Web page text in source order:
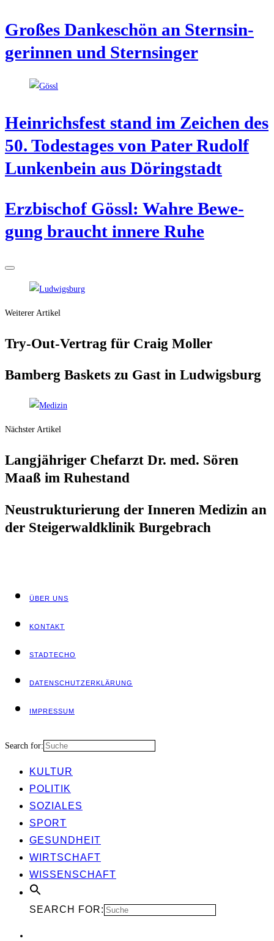
Gro­ßes Dan­ke­schön an Stern­sin­
ge­rin­nen und Sternsinger
Hein­richs­fest stand im Zei­chen des
50. Todes­ta­ges von Pater Rudolf
Lun­ken­bein aus Döringstadt
Erz­bi­schof Gössl: Wah­re Bewe­
gung braucht inne­re Ruhe
Weiterer Artikel
Try-Out-Ver­trag für Craig Moller
Bam­berg Bas­kets zu Gast in Ludwigsburg
Nächster Artikel
Lang­jäh­ri­ger Chef­arzt Dr. med. Sören
Maaß im Ruhestand
Neu­struk­tu­rie­rung der Inne­ren Medi­zin an
der Stei­ger­wald­kli­nik Burgebrach
ÜBER UNS
KON­TAKT
STADT­ECHO
DATEN­SCHUTZ­ER­KLÄ­RUNG
IMPRES­SUM
Search for:
KUL­TUR
POLI­TIK
SOZIA­LES
SPORT
GESUND­HEIT
WIRT­SCHAFT
WIS­SEN­SCHAFT
SEARCH FOR: